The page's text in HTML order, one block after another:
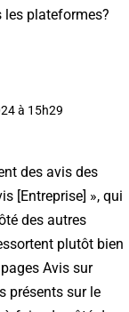
les plateformes?
à 15h29
des avis des
[Entreprise] », qui
des autres
plutôt bien
Avis sur
présents sur le